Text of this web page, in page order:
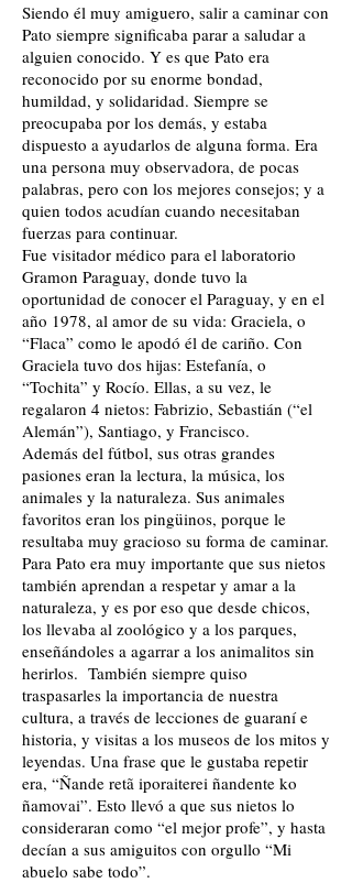
Siendo él muy amiguero, salir a caminar con
Pato siempre significaba parar a saludar a
alguien conocido. Y es que Pato era
reconocido por su enorme bondad,
humildad, y solidaridad. Siempre se
preocupaba por los demás, y estaba
dispuesto a ayudarlos de alguna forma. Era
una persona muy observadora, de pocas
palabras, pero con los mejores consejos; y a
quien todos acudían cuando necesitaban
fuerzas para continuar.
Fue visitador médico para el laboratorio
Gramon Paraguay, donde tuvo la
oportunidad de conocer el Paraguay, y en el
año 1978, al amor de su vida: Graciela, o
“Flaca” como le apodó él de cariño. Con
Graciela tuvo dos hijas: Estefanía, o
“Tochita” y Rocío. Ellas, a su vez, le
regalaron 4 nietos: Fabrizio, Sebastián (“el
Alemán”), Santiago, y Francisco.
Además del fútbol, sus otras grandes
pasiones eran la lectura, la música, los
animales y la naturaleza. Sus animales
favoritos eran los pingüinos, porque le
resultaba muy gracioso su forma de caminar.
Para Pato era muy importante que sus nietos
también aprendan a respetar y amar a la
naturaleza, y es por eso que desde chicos,
los llevaba al zoológico y a los parques,
enseñándoles a agarrar a los animalitos sin
herirlos. También siempre quiso
traspasarles la importancia de nuestra
cultura, a través de lecciones de guaraní e
historia, y visitas a los museos de los mitos y
leyendas. Una frase que le gustaba repetir
era, “Ñande retã iporaiterei ñandente ko
ñamovai”. Esto llevó a que sus nietos lo
consideraran como “el mejor profe”, y hasta
decían a sus amiguitos con orgullo “Mi
abuelo sabe todo”.